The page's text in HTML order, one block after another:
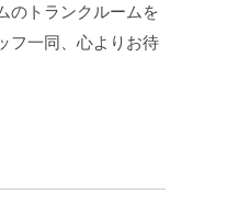
のトランクルームを
フ一同、心よりお待